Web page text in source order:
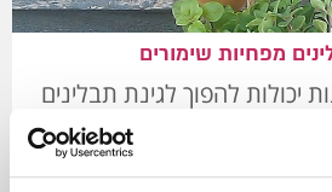
מפחיות שימורים
יכולות להפוך לגינת תבלינים
לכתבה המלאה